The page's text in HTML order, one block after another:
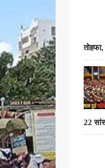
22